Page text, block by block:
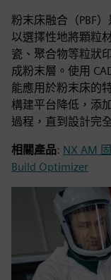
粉末床融合（PBF）
以選擇性地將顆粒
瓷、聚合物等粒狀
成粉末層。使用
能應用於粉末床的
構建平台降低，添
過程，直到設計完
相關產品: NX AM
Build Optimizer